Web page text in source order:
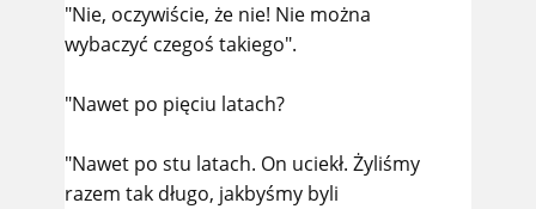
"Nie, oczywiście, że nie! Nie można
wybaczyć czegoś takiego".
"Nawet po pięciu latach?
"Nawet po stu latach. On uciekł. Żyliśmy
razem tak długo, jakbyśmy byli